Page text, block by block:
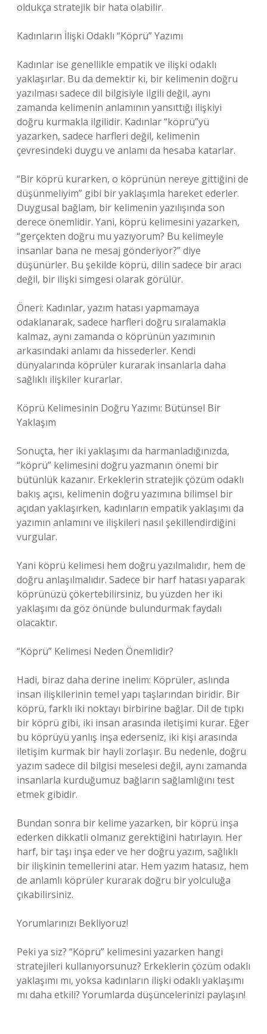
oldukça stratejik bir hata olabilir.
Kadınların İlişki Odaklı “Köprü” Yazımı
Kadınlar ise genellikle empatik ve ilişki odaklı
yaklaşırlar. Bu da demektir ki, bir kelimenin doğru
yazılması sadece dil bilgisiyle ilgili değil, aynı
zamanda kelimenin anlamının yansıttığı ilişkiyi
doğru kurmakla ilgilidir. Kadınlar “köprü”yü
yazarken, sadece harfleri değil, kelimenin
çevresindeki duygu ve anlamı da hesaba katarlar.
“Bir köprü kurarken, o köprünün nereye gittiğini de
düşünmeliyim” gibi bir yaklaşımla hareket ederler.
Duygusal bağlam, bir kelimenin yazılışında son
derece önemlidir. Yani, köprü kelimesini yazarken,
“gerçekten doğru mu yazıyorum? Bu kelimeyle
insanlar bana ne mesaj gönderiyor?” diye
düşünürler. Bu şekilde köprü, dilin sadece bir aracı
değil, bir ilişki simgesi olarak görülür.
Öneri: Kadınlar, yazım hatası yapmamaya
odaklanarak, sadece harfleri doğru sıralamakla
kalmaz, aynı zamanda o köprünün yazımının
arkasındaki anlamı da hissederler. Kendi
dünyalarında köprüler kurarak insanlarla daha
sağlıklı ilişkiler kurarlar.
Köprü Kelimesinin Doğru Yazımı: Bütünsel Bir
Yaklaşım
Sonuçta, her iki yaklaşımı da harmanladığınızda,
“köprü” kelimesini doğru yazmanın önemi bir
bütünlük kazanır. Erkeklerin stratejik çözüm odaklı
bakış açısı, kelimenin doğru yazımına bilimsel bir
açıdan yaklaşırken, kadınların empatik yaklaşımı da
yazımın anlamını ve ilişkileri nasıl şekillendirdiğini
vurgular.
Yani köprü kelimesi hem doğru yazılmalıdır, hem de
doğru anlaşılmalıdır. Sadece bir harf hatası yaparak
köprünüzü çökertebilirsiniz, bu yüzden her iki
yaklaşımı da göz önünde bulundurmak faydalı
olacaktır.
“Köprü” Kelimesi Neden Önemlidir?
Hadi, biraz daha derine inelim: Köprüler, aslında
insan ilişkilerinin temel yapı taşlarından biridir. Bir
köprü, farklı iki noktayı birbirine bağlar. Dil de tıpkı
bir köprü gibi, iki insan arasında iletişimi kurar. Eğer
bu köprüyü yanlış inşa ederseniz, iki kişi arasında
iletişim kurmak bir hayli zorlaşır. Bu nedenle, doğru
yazım sadece dil bilgisi meselesi değil, aynı zamanda
insanlarla kurduğumuz bağların sağlamlığını test
etmek gibidir.
Bundan sonra bir kelime yazarken, bir köprü inşa
ederken dikkatli olmanız gerektiğini hatırlayın. Her
harf, bir taşı inşa eder ve her doğru yazım, sağlıklı
bir ilişkinin temellerini atar. Hem yazım hatasız, hem
de anlamlı köprüler kurarak doğru bir yolculuğa
çıkabilirsiniz.
Yorumlarınızı Bekliyoruz!
Peki ya siz? “Köprü” kelimesini yazarken hangi
stratejileri kullanıyorsunuz? Erkeklerin çözüm odaklı
yaklaşımı mı, yoksa kadınların ilişki odaklı yaklaşımı
mı daha etkili? Yorumlarda düşüncelerinizi paylaşın!